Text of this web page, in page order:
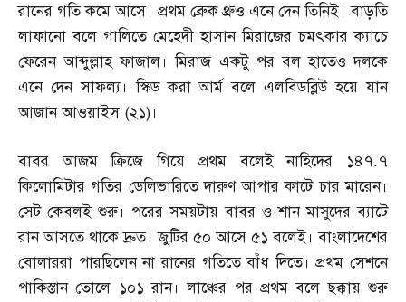
রানের গতি কমে আসে। প্রথম ব্রেুক থ্রুও এনে দেন তিনিই। বাড়তি
লাফানো বলে গালিতে মেহেদী হাসান মিরাজের চমৎকার ক্যাচে
ফেরেন আব্দুল্লাহ ফাজাল। মিরাজ একটু পর বল হাতেও দলকে
এনে দেন সাফল্য। স্কিড করা আর্ম বলে এলবিডব্লিউ হয়ে যান
আজান আওয়াইস (২১)।
বাবর আজম ক্রিজে গিয়ে প্রথম বলেই নাহিদের ১৪৭.৭
কিলোমিটার গতির ডেলিভারিতে দারুণ আপার কাটে চার মারেন।
সেট কেবলই শুরু। পরের সময়টায় বাবর ও শান মাসুদের ব্যাটে
রান আসতে থাকে দ্রুত। জুটির ৫০ আসে ৫১ বলেই। বাংলাদেশের
বোলাররা পারছিলেন না রানের গতিতে বাঁধ দিতে। প্রথম সেশনে
পাকিস্তান তোলে ১০১ রান। লাঞ্চের পর প্রথম বলে ছক্কায় শুরু